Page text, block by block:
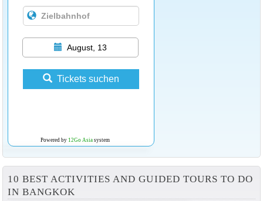
August, 13
Tickets suchen
Powered by 12Go Asiasystem
10 BEST ACTIVITIES AND GUIDED TOURS TO DO
IN BANGKOK